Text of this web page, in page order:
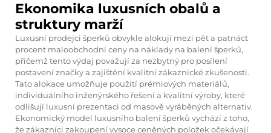
Ekonomika luxusních obalů a
struktury marží
Luxusní prodejci šperků obvykle alokují mezi pět a patnáct
procent maloobchodní ceny na náklady na balení šperků,
přičemž tento výdaj považují za nezbytný pro posílení
postavení značky a zajištění kvalitní zákaznické zkušenosti.
Tato alokace umožňuje použití prémiových materiálů,
individuálního inženýrského řešení a kvalitní výroby, které
odlišují luxusní prezentaci od masově vyráběných alternativ.
Ekonomický model luxusního balení šperků vychází z toho,
že zákazníci zakoupení vysoce ceněných položek očekávají